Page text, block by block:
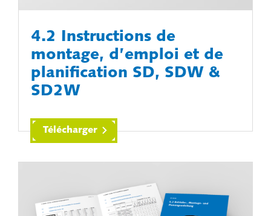
4.2 Instructions de
montage, d’emploi et de
planification SD, SDW &
SD2W
Télécharger